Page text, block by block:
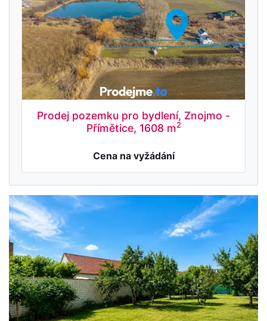
Prodej pozemku pro bydlení, Znojmo -
Přímětice, 1608 m2
Cena na vyžádání